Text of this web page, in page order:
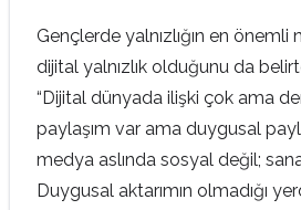
Gençlerde yalnızlığın en önemli
dijital yalnızlık olduğunu da
“Dijital dünyada ilişki çok ama
paylaşım var ama duygusal
medya aslında sosyal değil;
Duygusal aktarımın olmadığı